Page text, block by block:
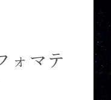
ォマテ